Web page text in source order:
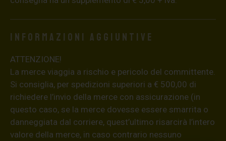
Informazioni aggiuntive
ATTENZIONE!
La merce viaggia a rischio e pericolo del committente.
Si consiglia, per spedizioni superiori a € 500,00 di
richiedere l’invio della merce con assicurazione (in
questo caso, se la merce dovesse essere smarrita o
danneggiata dal corriere, quest’ultimo risarcirà l’intero
valore della merce, in caso contrario nessuno